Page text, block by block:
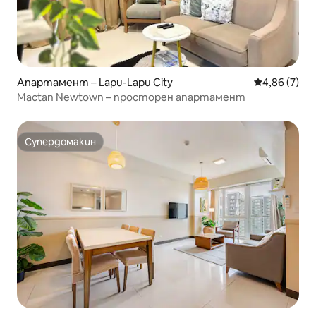
Апартамент – Lapu-Lapu City Средна
4,86 (7)
Mactan Newtown – просторен апартамент
Супердомакин
Супердомакин